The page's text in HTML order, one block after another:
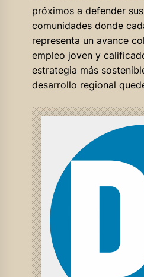
próximos a defender
comunidades donde
representa un avance
empleo joven y
estrategia más
desarrollo regional